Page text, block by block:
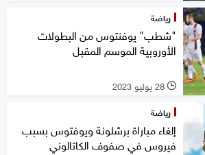
رياضة
"شطب" يوفنتوس من البطولات
الأوروبية الموسم المقبل
l 28 يوليو 2023
رياضة
إلغاء مباراة برشلونة ويوفتوس بسبب
فيروس في صفوف الكاتالوني